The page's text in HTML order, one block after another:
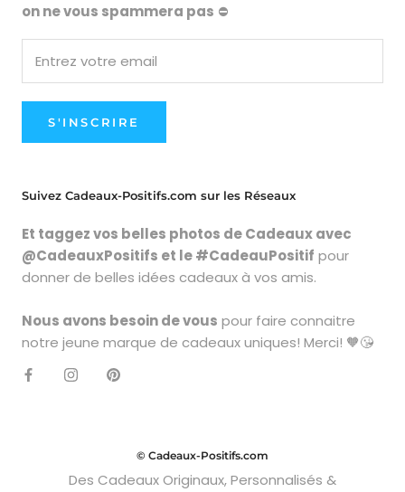
on ne vous spammera pas ⛔
S'INSCRIRE
Suivez Cadeaux-Positifs.com sur les Réseaux
Et taggez vos belles photos de Cadeaux avec
@CadeauxPositifs et le #CadeauPositif pour
donner de belles idées cadeaux à vos amis.
Nous avons besoin de vous pour faire connaitre
notre jeune marque de cadeaux uniques! Merci! 🧡😘
© Cadeaux-Positifs.com
Des Cadeaux Originaux, Personnalisés &